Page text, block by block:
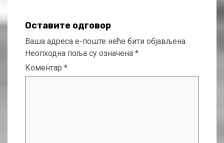
Оставите одговор
Ваша адреса е-поште неће бити објављена.
Неопходна поља су означена *
Коментар *